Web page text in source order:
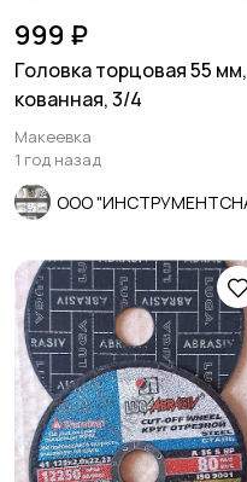
999 ₽
Головка торцовая 55 мм,
кованная, 3/4
Макеевка
1 год назад